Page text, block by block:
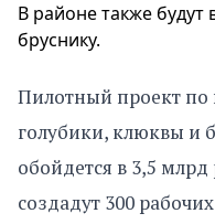
В районе также
бруснику.
Пилотный проект
голубики, клюквы и
обойдется в 3,5
создадут 300